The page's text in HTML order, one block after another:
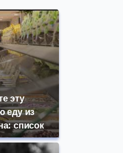
эту
еду из
список